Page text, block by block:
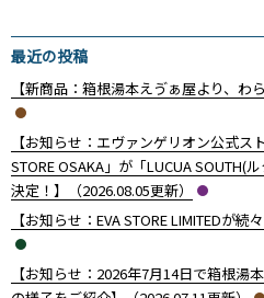
最近の投稿
【新商品：箱根湯本えゔぁ屋より、わ
【お知らせ：エヴァンゲリオン公式ス
STORE OSAKA」が「LUCUA SOUTH(
決定！】（2026.08.05更新）
【お知らせ：EVA STORE LIMITEDが
【お知らせ：2026年7月14日で箱根湯